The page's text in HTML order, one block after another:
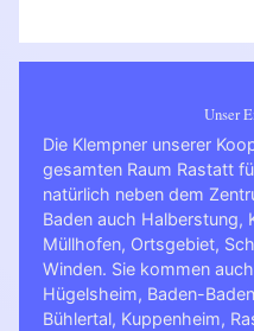
Unser
Die Klempner unserer
gesamten Raum Rastatt
natürlich neben dem
Baden auch Halberstung,
Müllhofen, Ortsgebiet,
Winden. Sie kommen
Hügelsheim, Baden-Baden
Bühlertal, Kuppenheim,